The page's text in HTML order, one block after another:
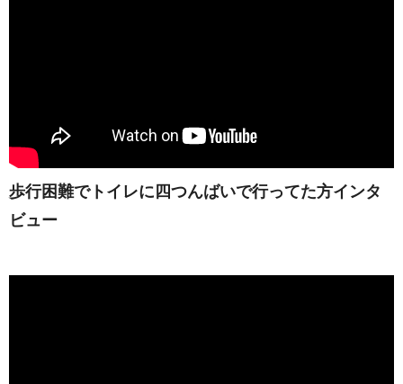
歩行困難でトイレに四つんばいで行ってた方インタ
ビュー